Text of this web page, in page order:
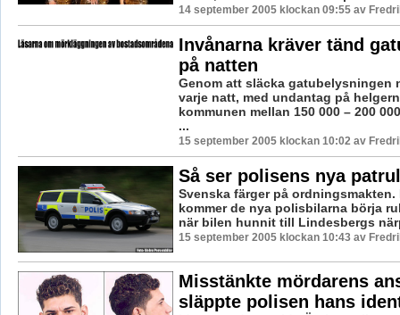
14 september 2005 klockan 09:55 av
Invånarna kräver tänd
på natten
Genom att släcka gatubelysningen
varje natt, med undantag på
kommunen mellan 150 000 – 200
...
15 september 2005 klockan 10:02 av
Så ser polisens nya
Svenska färger på ordningsmakten.
kommer de nya polisbilarna börja
när bilen hunnit till Lindesbergs
15 september 2005 klockan 10:43 av
Misstänkte mördarens
släppte polisen hans